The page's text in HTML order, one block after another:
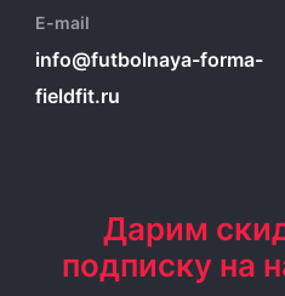
E-mail
info@futbolnaya-forma-
fieldfit.ru
Дарим
подписку на